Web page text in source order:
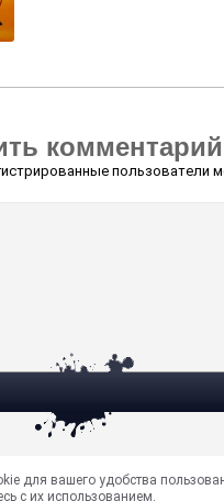
комментарий
пользователи
—support@unews.pro
RSS
для вашего удобства
с их использованием.